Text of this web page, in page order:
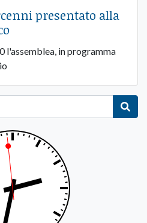
presentato alla
l'assemblea, in programma